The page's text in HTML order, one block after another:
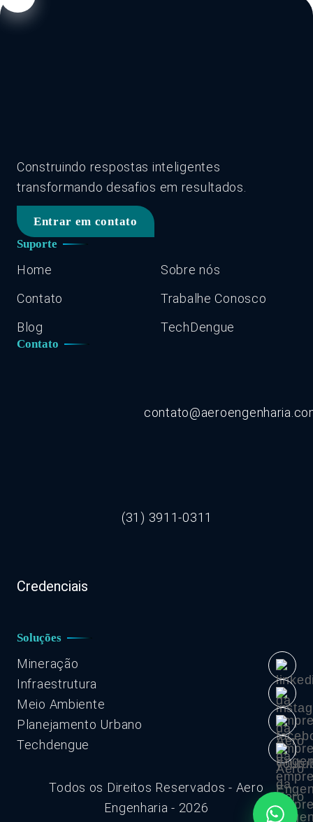
Construindo respostas inteligentes
transformando desafios em resultados.
Entrar em contato
Suporte
Home
Sobre nós
Contato
Trabalhe Conosco
Blog
TechDengue
Contato
(31) 3911-0311
Credenciais
Soluções
Mineração
Infraestrutura
Meio Ambiente
Planejamento Urbano
Techdengue
Todos os Direitos Reservados - Aero
Engenharia - 2026